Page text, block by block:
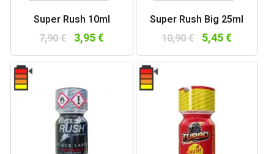
Super Rush 10ml
7,90 € 3,95 €
Super Rush Big 25ml
10,90 € 5,45 €